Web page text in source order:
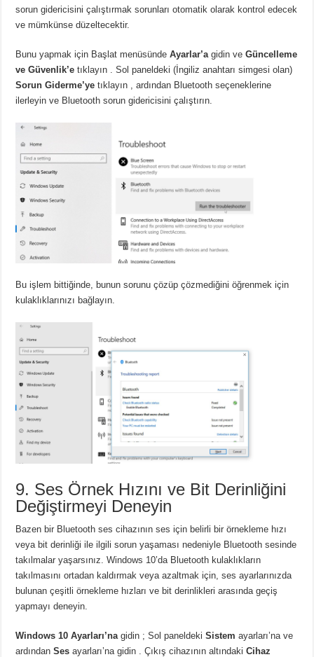
sorun gidericisini çalıştırmak sorunları otomatik olarak kontrol edecek
ve mümkünse düzeltecektir.
Bunu yapmak için Başlat menüsündeAyarlar’a gidin veGüncelleme
ve Güvenlik’e tıklayın .Sol paneldeki (İngiliz anahtarı simgesi olan)
Sorun Giderme’ye tıklayın , ardından Bluetooth seçeneklerine
ilerleyin ve Bluetooth sorun gidericisini çalıştırın.
Bu işlem bittiğinde, bunun sorunu çözüp çözmediğini öğrenmek için
kulaklıklarınızı bağlayın.
9. Ses Örnek Hızını ve Bit Derinliğini
Değiştirmeyi Deneyin
Bazen bir Bluetooth ses cihazının ses için belirli bir örnekleme hızı
veya bit derinliği ile ilgili sorun yaşaması nedeniyle Bluetooth sesinde
takılmalar yaşarsınız.Windows 10’da Bluetooth kulaklıkların
takılmasını ortadan kaldırmak veya azaltmak için, ses ayarlarınızda
bulunan çeşitli örnekleme hızları ve bit derinlikleri arasında geçiş
yapmayı deneyin.
Windows 10 Ayarları’nagidin ;Sol paneldekiSistem ayarları’na ve
ardındanSes ayarları’na gidin .Çıkış cihazının altındakiCihaz